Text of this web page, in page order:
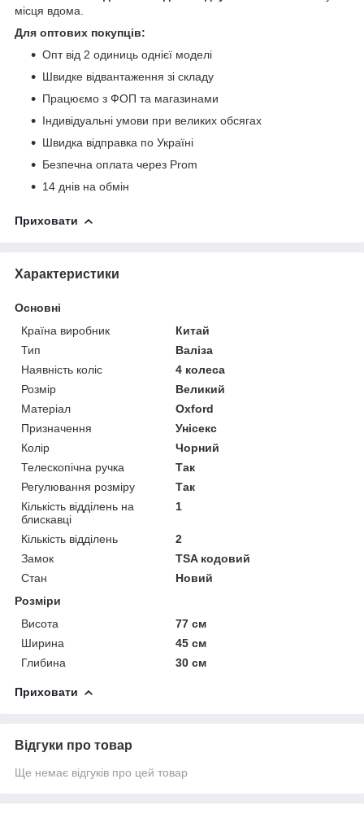
місця вдома.
Для оптових покупців:
Опт від 2 одиниць однієї моделі
Швидке відвантаження зі складу
Працюємо з ФОП та магазинами
Індивідуальні умови при великих обсягах
Швидка відправка по Україні
Безпечна оплата через Prom
14 днів на обмін
Приховати
Характеристики
Основні
Країна виробник
Китай
Тип
Валіза
Наявність коліс
4 колеса
Розмір
Великий
Матеріал
Oxford
Призначення
Унісекс
Колір
Чорний
Телескопічна ручка
Так
Регулювання розміру
Так
Кількість відділень на
блискавці
1
Кількість відділень
2
Замок
TSA кодовий
Стан
Новий
Розміри
Висота
77 см
Ширина
45 см
Глибина
30 см
Приховати
Відгуки про товар
Ще немає відгуків про цей товар